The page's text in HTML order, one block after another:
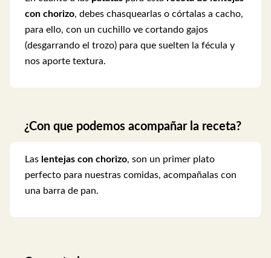
con chorizo, debes chasquearlas o córtalas a cacho,
para ello, con un cuchillo ve cortando gajos
(desgarrando el trozo) para que suelten la fécula y
nos aporte textura.
¿Con que podemos acompañar la receta?
Las lentejas con chorizo, son un primer plato
perfecto para nuestras comidas, acompañalas con
una barra de pan.